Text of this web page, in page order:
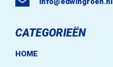
CATEGORIEËN
HOME